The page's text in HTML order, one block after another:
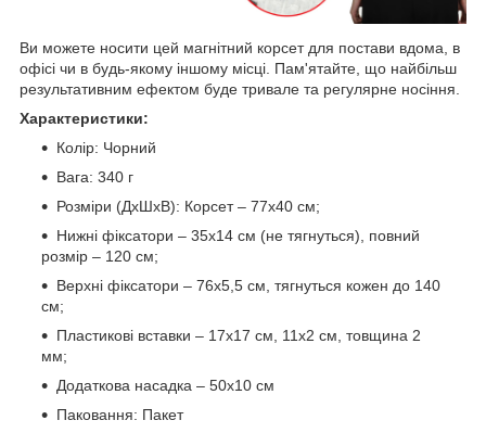
Ви можете носити цей магнітний корсет для постави вдома, в
офісі чи в будь-якому іншому місці. Пам'ятайте, що найбільш
результативним ефектом буде тривале та регулярне носіння.
Характеристики:
Колір: Чорний
Вага: 340 г
Розміри (ДхШхВ): Корсет – 77х40 см;
Нижні фіксатори – 35х14 см (не тягнуться), повний
розмір – 120 см;
Верхні фіксатори – 76х5,5 см, тягнуться кожен до 140
см;
Пластикові вставки – 17х17 см, 11х2 см, товщина 2
мм;
Додаткова насадка – 50х10 см
Паковання: Пакет